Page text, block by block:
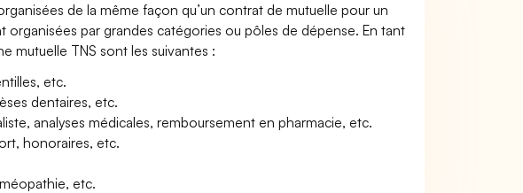
de la même façon qu’un contrat de mutuelle pour un
organisées par grandes catégories ou pôles de dépense. En tant
mutuelle TNS sont les suivantes :
etc.
dentaires, etc.
analyses médicales, remboursement en pharmacie, etc.
honoraires, etc.
etc.